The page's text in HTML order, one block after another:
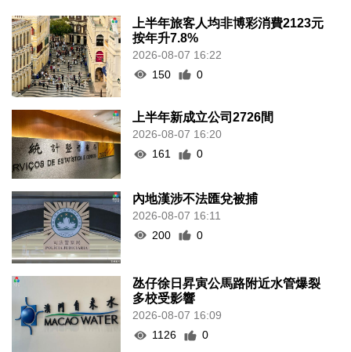
按年升7.8%
2026-08-07 16:22
150
0
2026-08-07 16:20
161
0
2026-08-07 16:11
200
0
多校受影響
2026-08-07 16:09
1126
0